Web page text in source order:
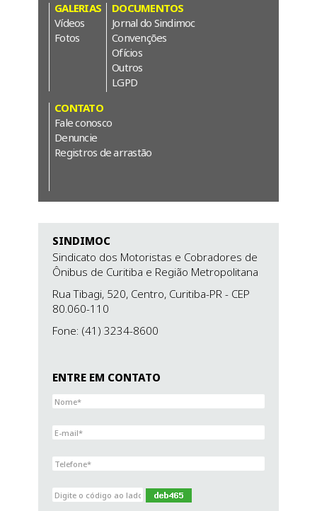
GALERIAS
Vídeos
Fotos
DOCUMENTOS
Jornal do Sindimoc
Convenções
Ofícios
Outros
LGPD
CONTATO
Fale conosco
Denuncie
Registros de arrastão
SINDIMOC
Sindicato dos Motoristas e Cobradores de
Ônibus de Curitiba e Região Metropolitana
Rua Tibagi, 520, Centro, Curitiba-PR - CEP
80.060-110
Fone: (41) 3234-8600
ENTRE EM CONTATO